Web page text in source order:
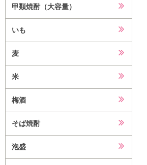
甲類焼酎（大容量）
いも
麦
米
梅酒
そば焼酎
泡盛